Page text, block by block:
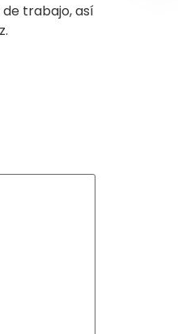
trabajo, así